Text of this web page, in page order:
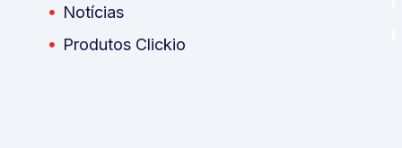
Notícias
Produtos Clickio